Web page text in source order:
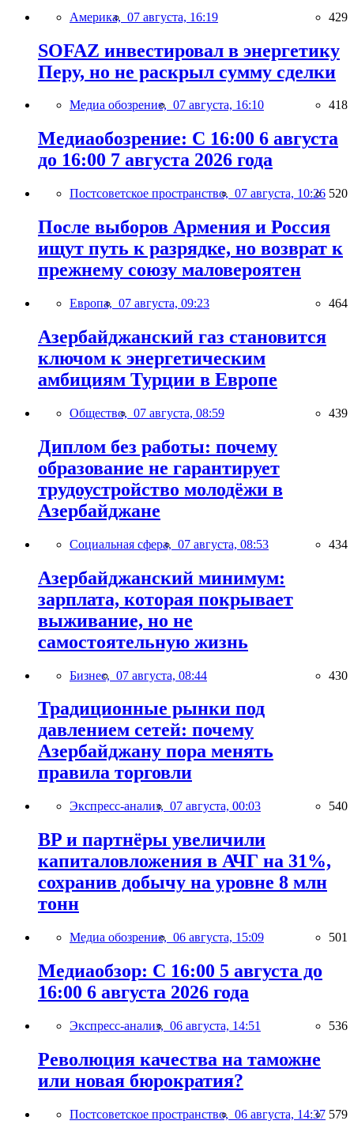
Америка, 07 августа, 16:19 429
SOFAZ инвестировал в энергетику
Перу, но не раскрыл сумму сделки
Медиа обозрение, 07 августа, 16:10 418
Медиаобозрение: С 16:00 6 августа
до 16:00 7 августа 2026 года
Постсоветское пространство, 07 августа, 10:26 520
После выборов Армения и Россия
ищут путь к разрядке, но возврат к
прежнему союзу маловероятен
Европа, 07 августа, 09:23 464
Азербайджанский газ становится
ключом к энергетическим
амбициям Турции в Европе
Общество, 07 августа, 08:59 439
Диплом без работы: почему
образование не гарантирует
трудоустройство молодёжи в
Азербайджане
Социальная сфера, 07 августа, 08:53 434
Азербайджанский минимум:
зарплата, которая покрывает
выживание, но не
самостоятельную жизнь
Бизнес, 07 августа, 08:44 430
Традиционные рынки под
давлением сетей: почему
Азербайджану пора менять
правила торговли
Экспресс-анализ, 07 августа, 00:03 540
BP и партнёры увеличили
капиталовложения в АЧГ на 31%,
сохранив добычу на уровне 8 млн
тонн
Медиа обозрение, 06 августа, 15:09 501
Медиаобзор: С 16:00 5 августа до
16:00 6 августа 2026 года
Экспресс-анализ, 06 августа, 14:51 536
Революция качества на таможне
или новая бюрократия?
Постсоветское пространство, 06 августа, 14:37 579